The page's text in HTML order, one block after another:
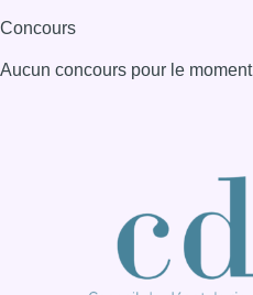
Concours
Aucun concours pour le moment